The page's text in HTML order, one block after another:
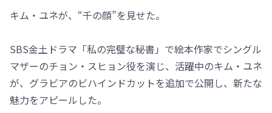
キム・ユネが、“千の顔”を見せた。
SBS金土ドラマ「私の完璧な秘書」で絵本作家でシングル
マザーのチョン・スヒョン役を演じ、活躍中のキム・ユネ
が、グラビアのビハインドカットを追加で公開し、新たな
魅力をアピールした。